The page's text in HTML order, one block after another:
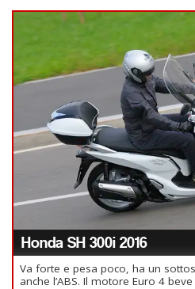
Honda SH 300i 2016
Va forte e pesa poco, ha un
anche l’ABS. Il motore Euro 4